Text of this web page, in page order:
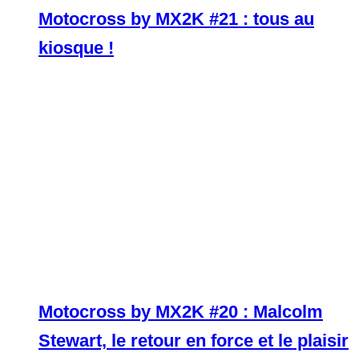
Motocross by MX2K #21 : tous au
kiosque !
Motocross by MX2K #20 : Malcolm
Stewart, le retour en force et le plaisir